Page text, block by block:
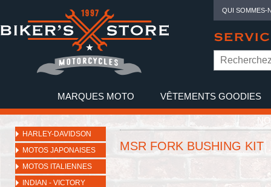
QUI SOMMES-
MARQUES MOTO VÊTEMENTS GOODIES
HARLEY-DAVIDSON
MOTOS JAPONAISES
MOTOS ITALIENNES
INDIAN - VICTORY
MSR FORK BUSHING KIT